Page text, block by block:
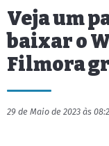
Veja um
baixar o
Filmora
29 de Maio de 2023 às